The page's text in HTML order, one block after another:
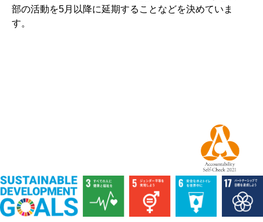
部の活動を5月以降に延期することなどを決めていま
す。